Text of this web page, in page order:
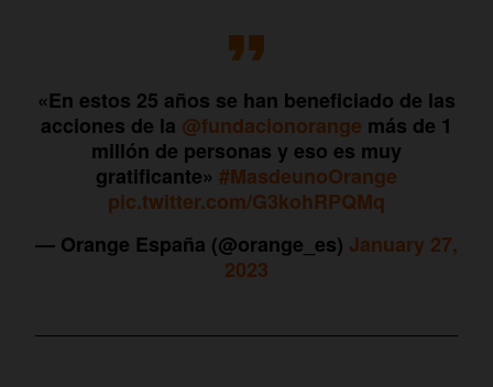
«En estos 25 años se han beneficiado de las
acciones de la @fundacionorange más de 1
millón de personas y eso es muy
gratificante» #MasdeunoOrange
pic.twitter.com/G3kohRPQMq
— Orange España (@orange_es) January 27,
2023